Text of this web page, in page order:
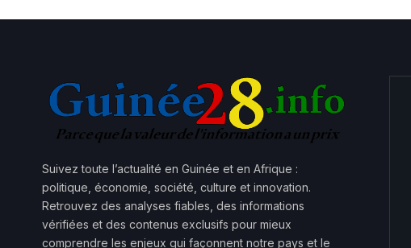
Suivez toute l’actualité en Guinée et en Afrique :
politique, économie, société, culture et innovation.
Retrouvez des analyses fiables, des informations
vérifiées et des contenus exclusifs pour mieux
comprendre les enjeux qui façonnent notre pays et le